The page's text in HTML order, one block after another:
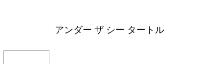
アンダー ザ シー タートル